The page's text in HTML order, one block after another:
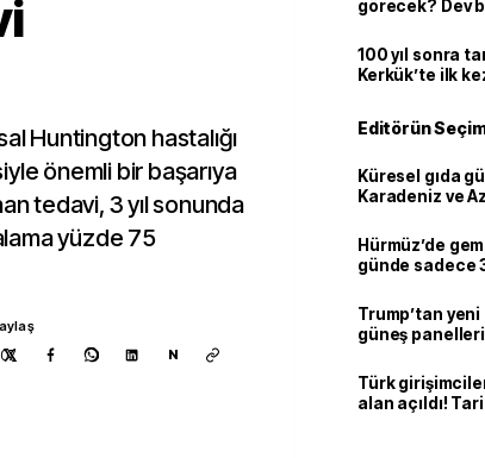
Huntington hastalığı
önemli bir başarıya
tedavi, 3 yıl sonunda
yüzde 75
N
görecek? Dev
100 yıl sonra
Kerkük’te ilk
Editörün
Küresel gıda
Karadeniz ve
Hürmüz’de
günde sadece
Trump’tan
güneş
Türk
alan açıldı!